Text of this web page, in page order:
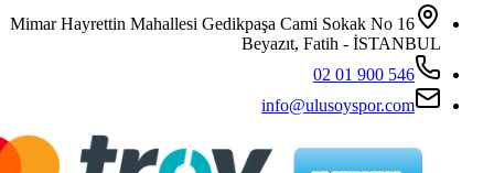
Mimar Hayrettin Mahallesi